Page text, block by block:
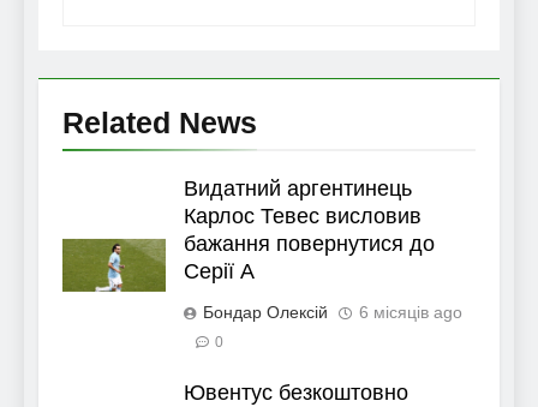
Related News
Видатний аргентинець
Карлос Тевес висловив
бажання повернутися до
Серії А
Бондар Олексій 6 місяців ago
0
Ювентус безкоштовно